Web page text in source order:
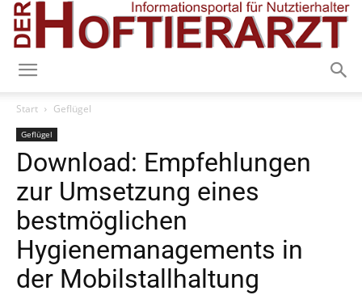
Start Geflügel
Geflügel
Download: Empfehlungen
zur Umsetzung eines
bestmöglichen
Hygienemanagements in
der Mobilstallhaltung